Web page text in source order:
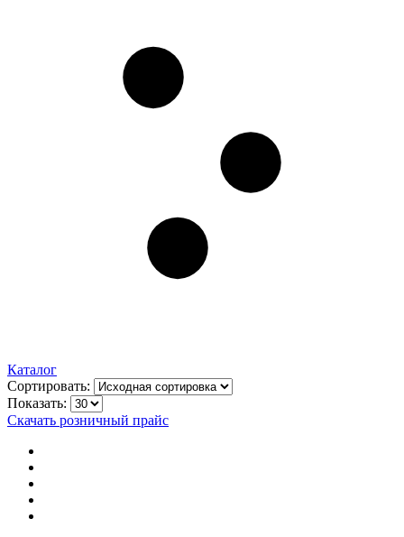
Каталог
Сортировать:
Показать:
Скачать розничный прайс